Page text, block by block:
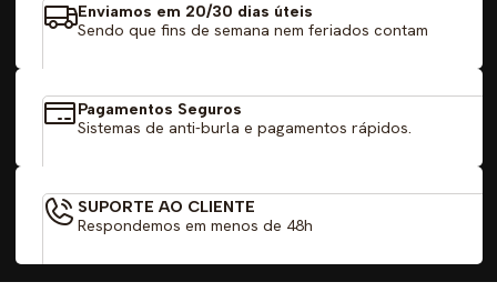
Enviamos em 20/30 dias úteis
Sendo que fins de semana nem feriados contam
Pagamentos Seguros
Sistemas de anti-burla e pagamentos rápidos.
SUPORTE AO CLIENTE
Respondemos em menos de 48h